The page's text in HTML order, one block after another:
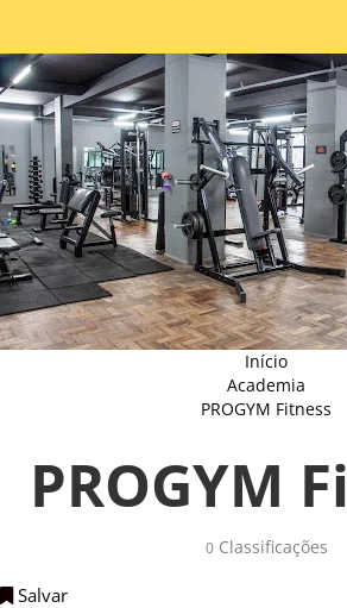
Início
Academia
PROGYM Fitness
PROGYM
0Classificações
Salvar